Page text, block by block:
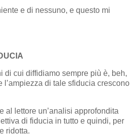
e di nessuno, e questo mi
di cui diffidiamo sempre più è, beh,
l’ampiezza di tale sfiducia crescono
al lettore un’analisi approfondita
di fiducia in tutto e quindi, per
ridotta.